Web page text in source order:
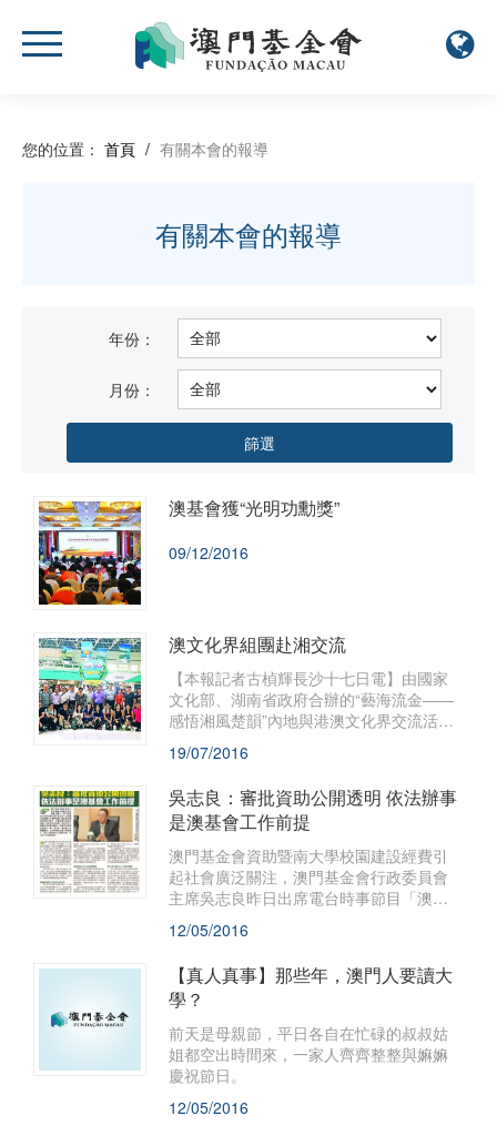
您的位置： 首頁 / 有關本會的報導
有關本會的報導
年份：
月份：
篩選
澳基會獲“光明功勳獎”
09/12/2016
澳文化界組團赴湘交流
【本報記者古楨輝長沙十七日電】由國家
文化部、湖南省政府合辦的“藝海流金——
感悟湘風楚韻”內地與港澳文化界交流活
19/07/2016
吳志良：審批資助公開透明 依法辦事
是澳基會工作前提
澳門基金會資助暨南大學校園建設經費引
起社會廣泛關注，澳門基金會行政委員會
主席吳志良昨日出席電台時事節目「澳門
會審批每個申請都一定堅持依法辦事，希
看待資助暨大一事。
12/05/2016
【真人真事】那些年，澳門人要讀大
學？
前天是母親節，平日各自在忙碌的叔叔姑
姐都空出時間來，一家人齊齊整整與嫲嫲
慶祝節日。
12/05/2016